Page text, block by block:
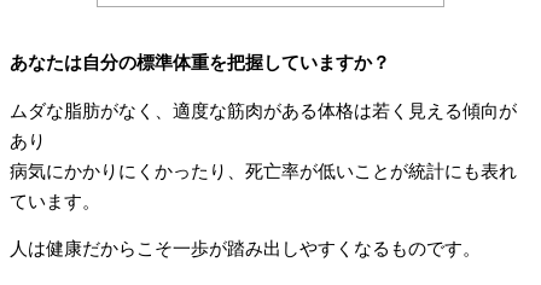
あなたは自分の標準体重を把握していますか？
ムダな脂肪がなく、適度な筋肉がある体格は若く見える傾向が
あり
病気にかかりにくかったり、死亡率が低いことが統計にも表れ
ています。
人は健康だからこそ一歩が踏み出しやすくなるものです。